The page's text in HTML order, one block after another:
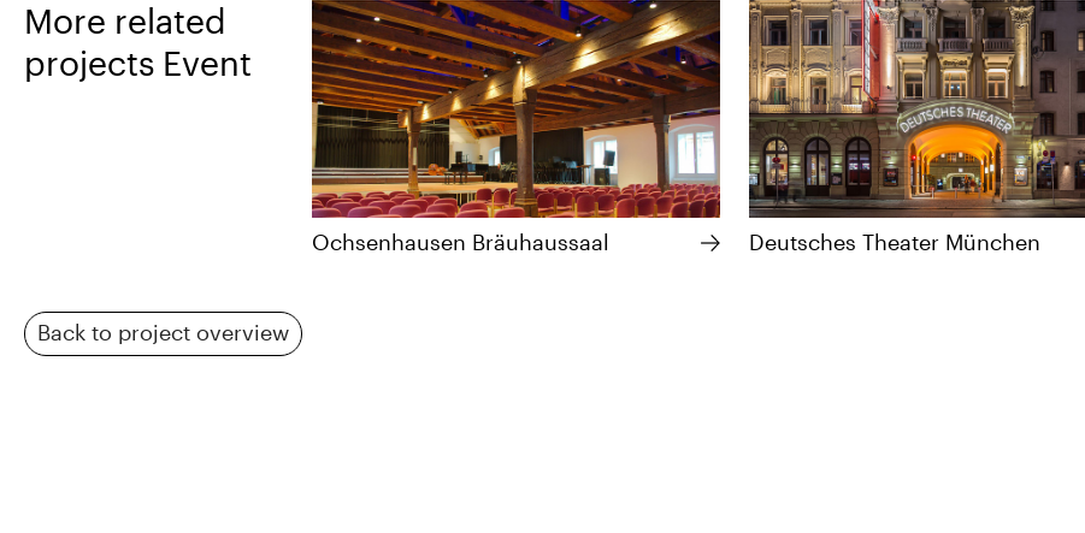
More related
projects Event
Ochsenhausen Bräuhaussaal Deutsches Theater München
Back to project overview